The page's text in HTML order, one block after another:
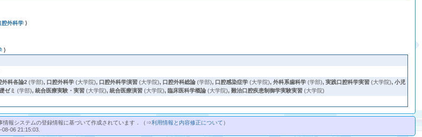
腔外科学 ⟩
⟩
外科各論2 (学部), 口腔外科学 (大学院), 口腔外科学演習 (大学院), 口腔外科総論 (学部), 口腔感染症学 (大学院),外科系歯科学 (学部),実践口腔科学実習 (大学院),小児
ゼミ (学部),統合医療実験・実習 (大学院),統合医療演習 (大学院),臨床医科学概論 (大学院),難治口腔疾患制御学実験実習 (大学院)
情報システムの登録情報に基づいて作成されています．（⇒利用情報と内容修正について ）
06 21:15:03.